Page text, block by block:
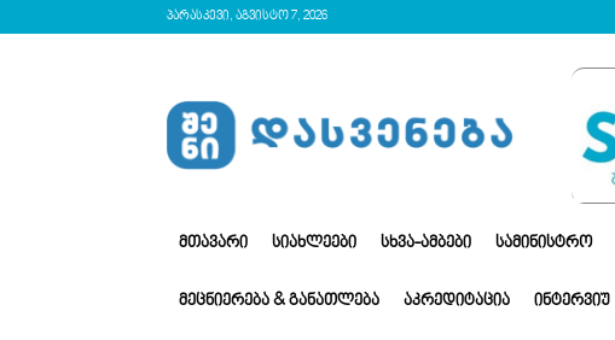
პარასკევი, აგვისტო 7, 2026
ᲛᲗᲐᲕᲐᲠᲘ ᲡᲘᲐᲮᲚᲔᲔᲑᲘ ᲡᲮᲕᲐ-ᲐᲛᲑᲔᲑᲘ ᲡᲐᲛᲘᲜᲘᲡᲢᲠᲝ
ᲛᲔᲪᲜᲘᲔᲠᲔᲑᲐ & ᲒᲐᲜᲐᲗᲚᲔᲑᲐ ᲐᲙᲠᲔᲓᲘᲢᲐᲪᲘᲐ ᲘᲜᲢᲔᲠᲕᲘᲣ